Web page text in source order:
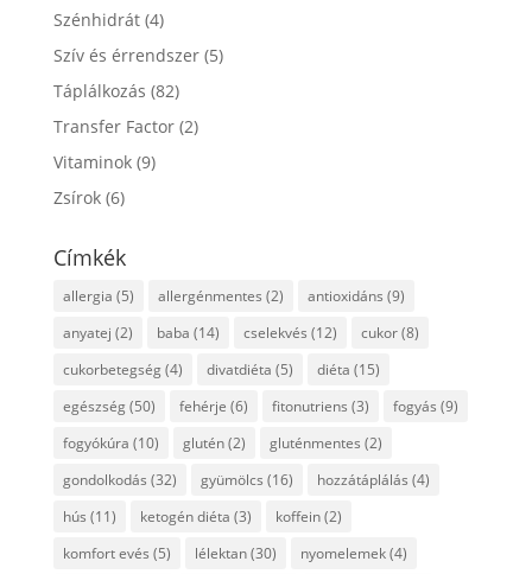
Szénhidrát(4)
Szív és érrendszer(5)
Táplálkozás (82)
Transfer Factor(2)
Vitaminok(9)
Zsírok(6)
Címkék
allergia (5) allergénmentes (2) antioxidáns (9)
anyatej (2) baba (14) cselekvés (12) cukor(8)
cukorbetegség(4) divatdiéta (5) diéta (15)
egészség(50) fehérje (6) fitonutriens (3) fogyás (9)
fogyókúra (10) glutén(2) gluténmentes (2)
gondolkodás (32) gyümölcs (16) hozzátáplálás (4)
hús (11) ketogén diéta (3) koffein(2)
komfort evés (5) lélektan(30) nyomelemek(4)